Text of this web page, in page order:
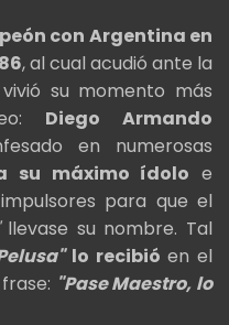
con Argentina en
, al cual acudió ante la
su momento más
Diego Armando
en numerosas
su máximo ídolo e
para que el
llevase su nombre. Tal
lo recibió en el
"Pase Maestro, lo